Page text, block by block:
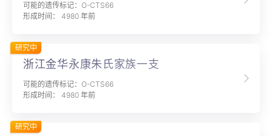
可能的遗传标记：O-CTS66
形成时间： 4980 年前
浙江金华永康朱氏家族一支
可能的遗传标记：O-CTS66
形成时间： 4980 年前
研究中
研究中